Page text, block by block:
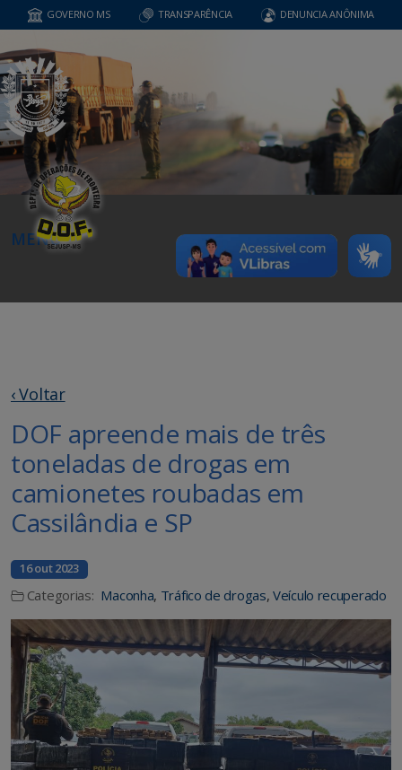
GOVERNO MS TRANSPARÊNCIA DENUNCIA ANÔNIMA
MENU
‹ Voltar
DOF apreende mais de três
toneladas de drogas em
camionetes roubadas em
Cassilândia e SP
16 out 2023
Categorias: Maconha, Tráfico de drogas,Veículo recuperado